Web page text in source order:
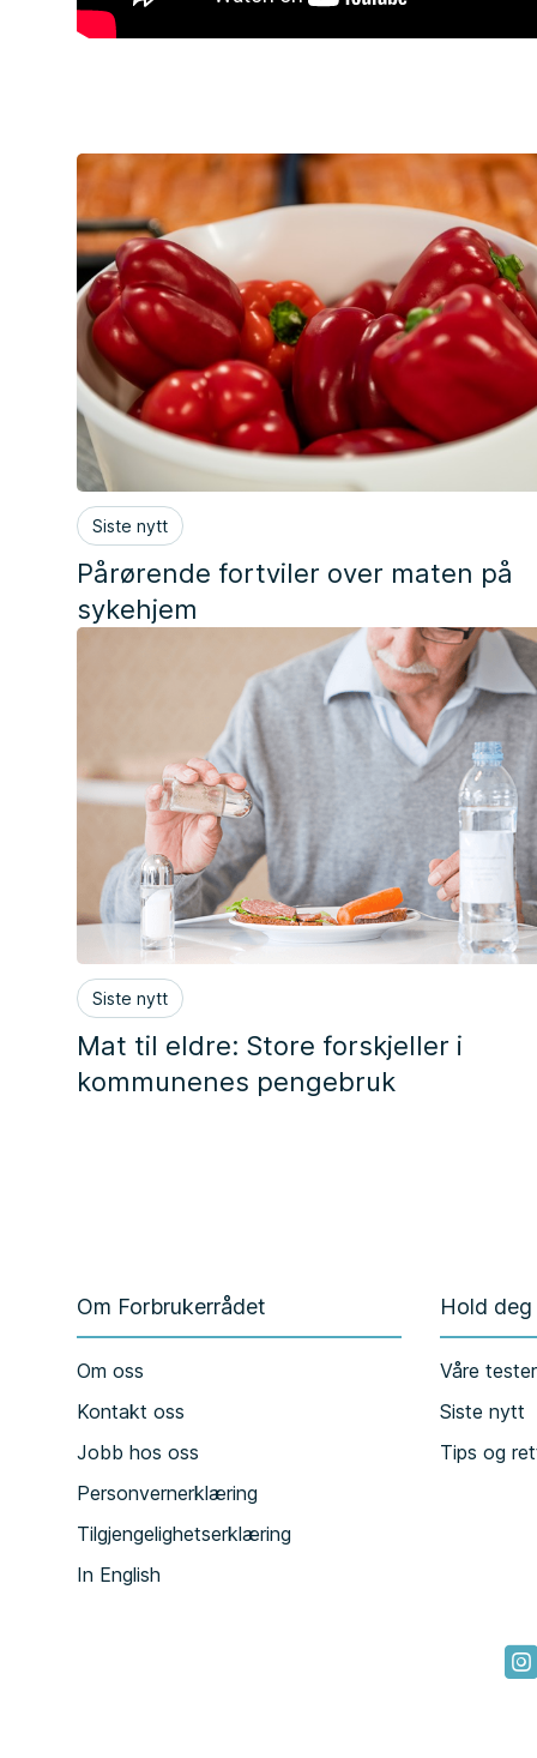
Siste nytt
Pårørende fortviler over maten på
sykehjem
Siste nytt
Mat til eldre: Store forskjeller i
kommunenes pengebruk
Om Forbrukerrådet
Om oss
Kontakt oss
Jobb hos oss
Personvernerklæring
Tilgjengelighetserklæring
In English
Hold
Våre tester
Siste nytt
Tips og